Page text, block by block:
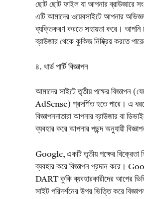
ছোট ছোট ফাইল যা আপনার ব্রাউজারে
এটি আমাদের ওয়েবসাইটে আপনার
ব্যক্তিকরণ করতে সহায়তা করে। আপনি
ব্রাউজার থেকে কুকিজ নিষ্ক্রিয় করতে
৪. থার্ড পার্টি বিজ্ঞাপন
আমাদের সাইটে তৃতীয় পক্ষের বিজ্ঞাপন
AdSense) প্রদর্শিত হতে পারে। এ
বিজ্ঞাপনদাতারা আপনার ব্রাউজার বা
ব্যবহার করে আপনার পছন্দ অনুযায়ী
Google, একটি তৃতীয় পক্ষের বিক্রেতা
ব্যবহার করে বিজ্ঞাপন প্রদান করে।
DART কুকি ব্যবহারকারীদের আগের
সাইট পরিদর্শনের উপর ভিত্তি করে